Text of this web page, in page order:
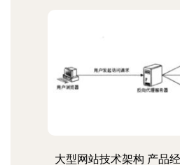
大型网站技术架构 产品